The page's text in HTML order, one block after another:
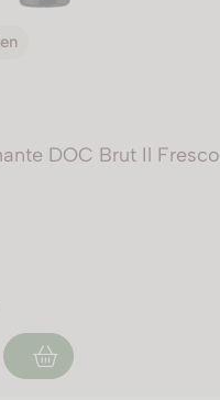
DOC Brut Il Fresco